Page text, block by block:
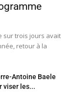
sur trois jours avait
retour à la
Antoine Baele
viser les...